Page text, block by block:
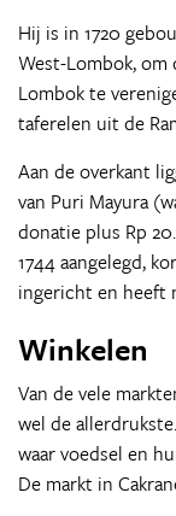
Hij is in 1720
West-Lombok,
Lombok te
taferelen uit de
Aan de overkant
van Puri Mayura
donatie plus Rp
1744 aangelegd,
ingericht en heeft
Winkelen
Van de vele
wel de
waar voedsel en
De markt in